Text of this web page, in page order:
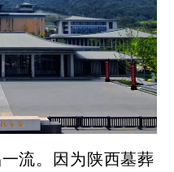
流。因为陕西墓葬